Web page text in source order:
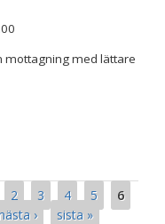
mottagning med lättare
2 3 4 5
6
› sista »